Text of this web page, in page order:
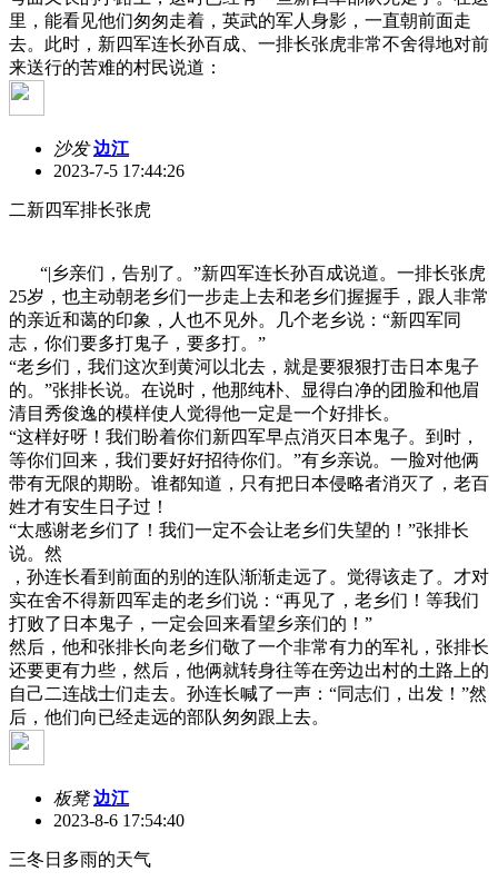
里，能看见他们匆匆走着，英武的军人身影，一直朝前面走
去。此时，新四军连长孙百成、一排长张虎非常不舍得地对前
来送行的苦难的村民说道：
沙发 边江
2023-7-5 17:44:26
二新四军排长张虎
“|乡亲们，告别了。”新四军连长孙百成说道。一排长张虎
25岁，也主动朝老乡们一步走上去和老乡们握握手，跟人非常
的亲近和蔼的印象，人也不见外。几个老乡说：“新四军同
志，你们要多打鬼子，要多打。”
“老乡们，我们这次到黄河以北去，就是要狠狠打击日本鬼子
的。”张排长说。在说时，他那纯朴、显得白净的团脸和他眉
清目秀俊逸的模样使人觉得他一定是一个好排长。
“这样好呀！我们盼着你们新四军早点消灭日本鬼子。到时，
等你们回来，我们要好好招待你们。”有乡亲说。一脸对他俩
带有无限的期盼。谁都知道，只有把日本侵略者消灭了，老百
姓才有安生日子过！
“太感谢老乡们了！我们一定不会让老乡们失望的！”张排长
说。然
，孙连长看到前面的别的连队渐渐走远了。觉得该走了。才对
实在舍不得新四军走的老乡们说：“再见了，老乡们！等我们
打败了日本鬼子，一定会回来看望乡亲们的！”
然后，他和张排长向老乡们敬了一个非常有力的军礼，张排长
还要更有力些，然后，他俩就转身往等在旁边出村的土路上的
自己二连战士们走去。孙连长喊了一声：“同志们，出发！”然
后，他们向已经走远的部队匆匆跟上去。
板凳 边江
2023-8-6 17:54:40
三冬日多雨的天气